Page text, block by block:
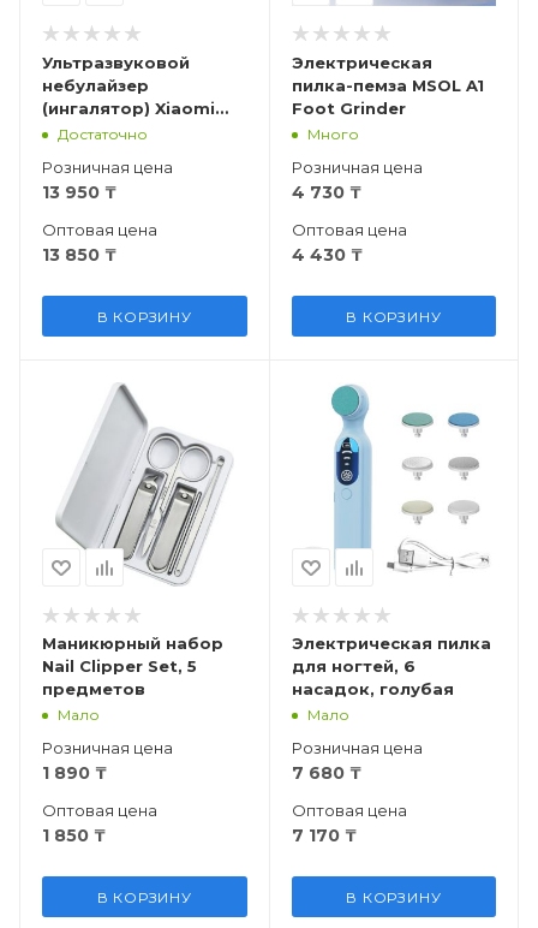
Ультразвуковой
небулайзер
(ингалятор) Xiaomi
Andon VP-M3A Micro
Достаточно
Розничная цена
13 950 ₸
Оптовая цена
13 850 ₸
В КОРЗИНУ
Электрическая
пилка-пемза MSOL A1
Foot Grinder
Много
Розничная цена
4 730₸
Оптовая цена
4 430₸
В КОРЗИНУ
Маникюрный набор
Nail Clipper Set, 5
предметов
Мало
Розничная цена
1 890 ₸
Оптовая цена
1 850 ₸
В КОРЗИНУ
Электрическая пилка
для ногтей, 6
насадок, голубая
Мало
Розничная цена
7 680₸
Оптовая цена
7 170₸
В КОРЗИНУ